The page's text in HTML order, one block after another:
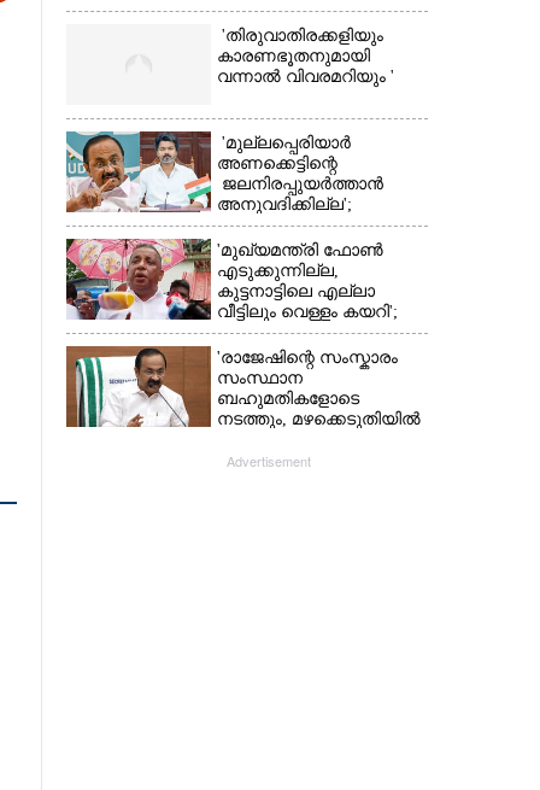
ഹൈക്കോടതിയുടെ
പ്രശംസ
'തിരുവാതിരക്കളിയും
കാരണഭൂതനുമായി
വന്നാൽ വിവരമറിയും '
'മുല്ലപ്പെരിയാർ
അണക്കെട്ടിന്റെ
ജലനിരപ്പുയർത്താൻ
അനുവദിക്കില്ല';
തമിഴ്‌നാട്
സർക്കാരിനെതിരെ കേരളം
'മുഖ്യമന്ത്രി ഫോൺ
എടുക്കുന്നില്ല,
കുട്ടനാട്ടിലെ എല്ലാ
വീട്ടിലും വെള്ളം കയറി';
അതൃപ്‌തിയുമായി
ഭരണകക്ഷി എംഎൽഎ
'രാജേഷിന്റെ സംസ്കാരം
സംസ്ഥാന
ബഹുമതികളോടെ
നടത്തും, മഴക്കെടുതിയിൽ
ധനസഹായം'
Advertisement